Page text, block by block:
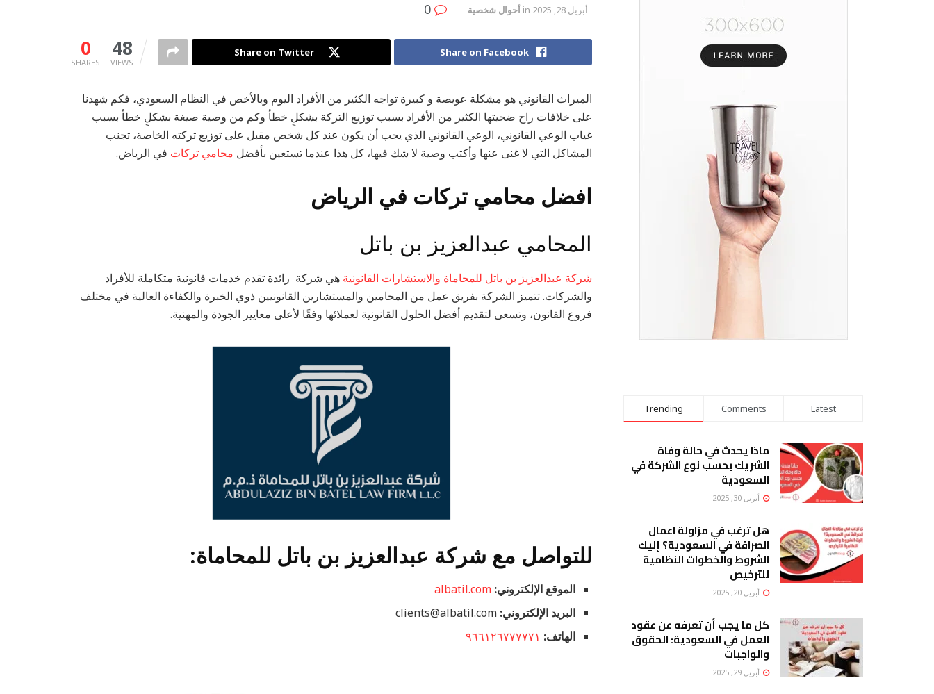
أبريل 28, 2025 in أحوال شخصية
0
SHARES
48
VIEWS
Share on Facebook
Share on Twitter
الميراث القانوني هو مشكلة عويصة و كبيرة تواجه الكثير من الأفراد اليوم وبالأخص في النظام السعودي، فكم شهدنا
على خلافات راح ضحيتها الكثير من الأفراد بسبب توزيع التركة بشكلٍ خطأ وكم من وصية صيغة بشكلٍ خطأ بسبب
غياب الوعي القانوني، الوعي القانوني الذي يجب أن يكون عند كل شخص مقبل على توزيع تركته الخاصة، تجنب
المشاكل التي لا غنى عنها وأكتب وصية لا شك فيها، كل هذا عندما تستعين بأفضل محامي تركات في الرياض.
افضل محامي تركات في الرياض
المحامي عبدالعزيز بن باتل
شركة عبدالعزيز بن باتل للمحاماة والاستشارات القانونية هي شركة رائدة تقدم خدمات قانونية متكاملة للأفراد
والشركات. تتميز الشركة بفريق عمل من المحامين والمستشارين القانونيين ذوي الخبرة والكفاءة العالية في مختلف
فروع القانون، وتسعى لتقديم أفضل الحلول القانونية لعملائها وفقًا لأعلى معايير الجودة والمهنية.
للتواصل مع شركة عبدالعزيز بن باتل للمحاماة:
الموقع الإلكتروني: albatil.com
البريد الإلكتروني:
الهاتف: ٩٦٦١٢٦٧٧٧٧٧١
Trending Comments Latest
ماذا يحدث في حالة وفاة
الشريك بحسب نوع الشركة في
السعودية
أبريل 30, 2025
هل ترغب في مزاولة اعمال
الصرافة في السعودية؟ إليك
الشروط والخطوات النظامية
للترخيص
أبريل 20, 2025
كل ما يجب أن تعرفه عن عقود
العمل في السعودية: الحقوق
والواجبات
أبريل 29, 2025